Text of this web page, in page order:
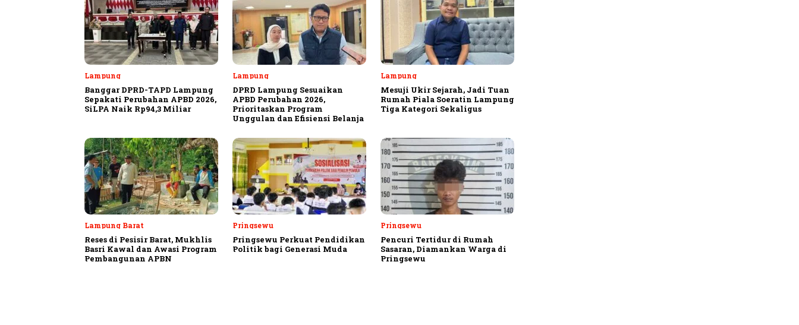
Lampung
Banggar DPRD-TAPD Lampung
Sepakati Perubahan APBD 2026,
SiLPA Naik Rp94,3 Miliar
Lampung
DPRD Lampung Sesuaikan
APBD Perubahan 2026,
Prioritaskan Program
Unggulan dan Efisiensi Belanja
Lampung
Mesuji Ukir Sejarah, Jadi Tuan
Rumah Piala Soeratin Lampung
Tiga Kategori Sekaligus
Lampung Barat
Reses di Pesisir Barat, Mukhlis
Basri Kawal dan Awasi Program
Pembangunan APBN
Pringsewu
Pringsewu Perkuat Pendidikan
Politik bagi Generasi Muda
Pringsewu
Pencuri Tertidur di Rumah
Sasaran, Diamankan Warga di
Pringsewu